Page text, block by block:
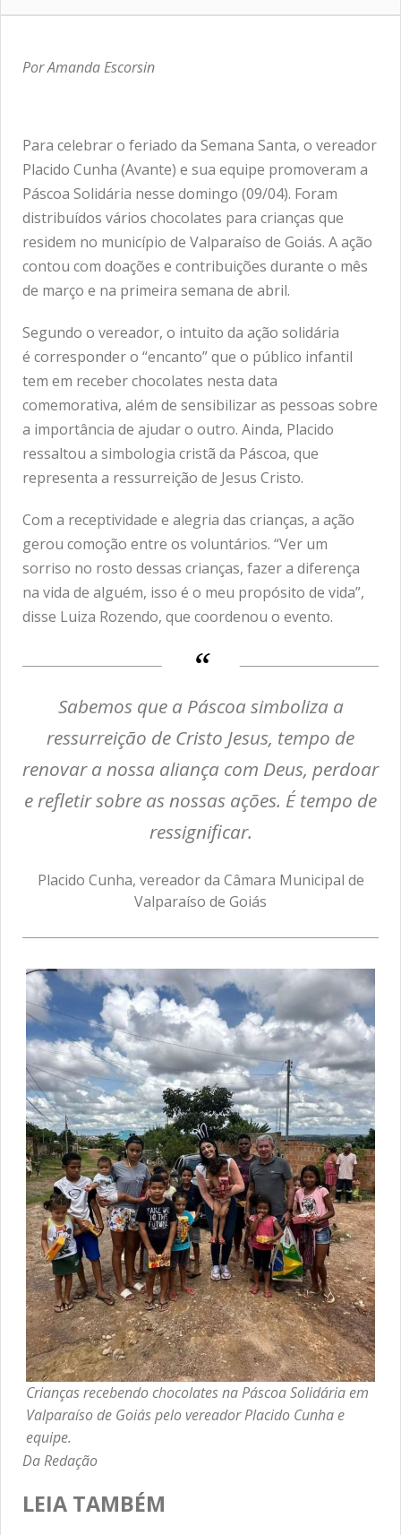
Por Amanda Escorsin
Para celebrar o feriado da Semana Santa, o vereador
Placido Cunha (Avante) e sua equipe promoveram a
Páscoa Solidária nesse domingo (09/04). Foram
distribuídos vários chocolates para crianças que
residem no município de Valparaíso de Goiás. A ação
contou com doações e contribuições durante o mês
de março e na primeira semana de abril.
Segundo o vereador, o intuito da ação solidária
é corresponder o “encanto” que o público infantil
tem em receber chocolates nesta data
comemorativa, além de sensibilizar as pessoas sobre
a importância de ajudar o outro. Ainda, Placido
ressaltou a simbologia cristã da Páscoa, que
representa a ressurreição de Jesus Cristo.
Com a receptividade e alegria das crianças, a ação
gerou comoção entre os voluntários. “Ver um
sorriso no rosto dessas crianças, fazer a diferença
na vida de alguém, isso é o meu propósito de vida”,
disse Luiza Rozendo, que coordenou o evento.
Sabemos que a Páscoa simboliza a
ressurreição de Cristo Jesus, tempo de
renovar a nossa aliança com Deus, perdoar
e refletir sobre as nossas ações. É tempo de
ressignificar.
Placido Cunha, vereador da Câmara Municipal de
Valparaíso de Goiás
Crianças recebendo chocolates na Páscoa Solidária em
Valparaíso de Goiás pelo vereador Placido Cunha e
equipe.
Da Redação
LEIA TAMBÉM